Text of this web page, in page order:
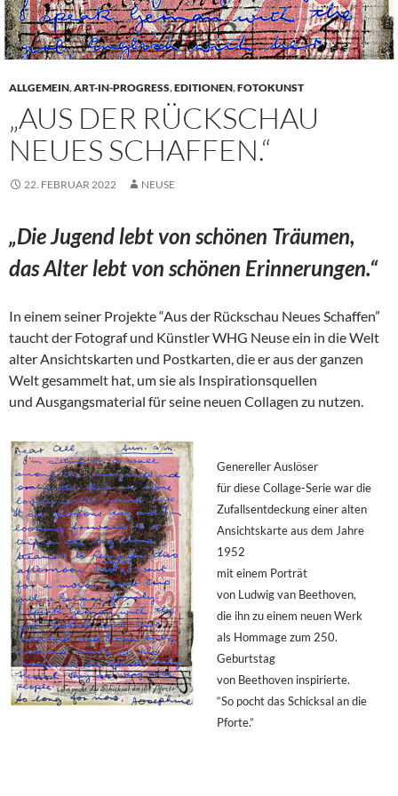
ALLGEMEIN,ART-IN-PROGRESS,EDITIONEN,FOTOKUNST
„AUS DER RÜCKSCHAU
NEUES SCHAFFEN.“
22. FEBRUAR 2022 NEUSE
„Die Jugend lebt von schönen Träumen,
das Alter lebt von schönen Erinnerungen.“
In einem seiner Projekte “Aus der Rückschau Neues Schaffen”
taucht der Fotograf und Künstler WHG Neuse ein in die Welt
alter Ansichtskarten und Postkarten, die er aus der ganzen
Welt gesammelt hat, um sie als Inspirationsquellen
und Ausgangsmaterial für seine neuen Collagen zu nutzen.
Genereller Auslöser
für diese Collage-Serie war die
Zufallsentdeckung einer alten
Ansichtskarte aus dem Jahre
1952
mit einem Porträt
von Ludwig van Beethoven,
die ihn zu einem neuen Werk
als Hommage zum 250.
Geburtstag
von Beethoven inspirierte.
“So pocht das Schicksal an die
Pforte.”